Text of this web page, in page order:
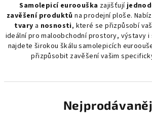
Samolepicí euroouška zajišťují
zavěšení produktů na prodejní ploše.
tvary a nosnosti, které se přizpůsobí
ideální pro maloobchodní prostory, výstavy i
najdete širokou škálu samolepicích
přizpůsobit zavěšení vašim